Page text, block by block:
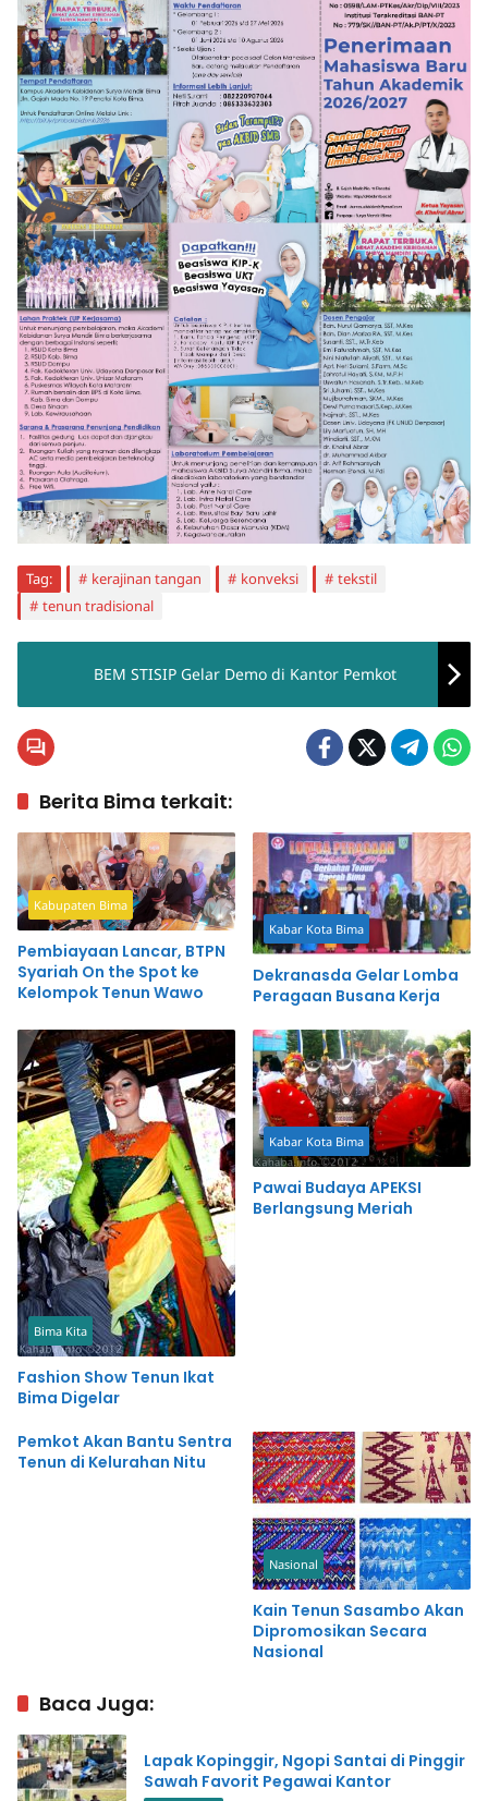
Tag: kerajinan tangan konveksi
tekstil
tenun tradisional
BEM STISIP Gelar Demo di Kantor Pemkot
Berita Bima terkait:
Kabupaten Bima
Pembiayaan Lancar, BTPN
Syariah On the Spot ke
Kelompok Tenun Wawo
Kabar Kota Bima
Dekranasda Gelar Lomba
Peragaan Busana Kerja
Bima Kita
Fashion Show Tenun Ikat
Bima Digelar
Kabar Kota Bima
Pawai Budaya APEKSI
Berlangsung Meriah
Pemkot Akan Bantu Sentra
Tenun di Kelurahan Nitu
Nasional
Kain Tenun Sasambo Akan
Dipromosikan Secara
Nasional
Baca Juga:
Lapak Kopinggir, Ngopi Santai di Pinggir
Sawah Favorit Pegawai Kantor